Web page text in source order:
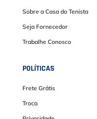
Sobre a Casa do Tenista
Seja Fornecedor
Trabalhe Conosco
POLÍTICAS
Frete Grátis
Troca